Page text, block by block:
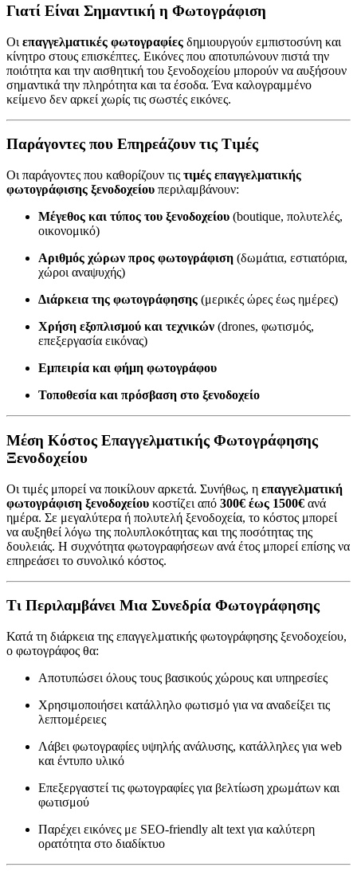
Γιατί Είναι Σημαντική η Φωτογράφιση
Οι επαγγελματικές φωτογραφίες δημιουργούν εμπιστοσύνη και
κίνητρο στους επισκέπτες. Εικόνες που αποτυπώνουν πιστά την
ποιότητα και την αισθητική του ξενοδοχείου μπορούν να αυξήσουν
σημαντικά την πληρότητα και τα έσοδα. Ένα καλογραμμένο
κείμενο δεν αρκεί χωρίς τις σωστές εικόνες.
Παράγοντες που Επηρεάζουν τις Τιμές
Οι παράγοντες που καθορίζουν τις τιμές επαγγελματικής
φωτογράφισης ξενοδοχείου περιλαμβάνουν:
Μέγεθος και τύπος του ξενοδοχείου (boutique, πολυτελές,
οικονομικό)
Αριθμός χώρων προς φωτογράφιση (δωμάτια, εστιατόρια,
χώροι αναψυχής)
Διάρκεια της φωτογράφησης (μερικές ώρες έως ημέρες)
Χρήση εξοπλισμού και τεχνικών (drones, φωτισμός,
επεξεργασία εικόνας)
Εμπειρία και φήμη φωτογράφου
Τοποθεσία και πρόσβαση στο ξενοδοχείο
Μέση Κόστος Επαγγελματικής Φωτογράφησης
Ξενοδοχείου
Οι τιμές μπορεί να ποικίλουν αρκετά. Συνήθως, η επαγγελματική
φωτογράφιση ξενοδοχείου κοστίζει από 300€ έως 1500€ ανά
ημέρα. Σε μεγαλύτερα ή πολυτελή ξενοδοχεία, το κόστος μπορεί
να αυξηθεί λόγω της πολυπλοκότητας και της ποσότητας της
δουλειάς. Η συχνότητα φωτογραφήσεων ανά έτος μπορεί επίσης να
επηρεάσει το συνολικό κόστος.
Τι Περιλαμβάνει Μια Συνεδρία Φωτογράφησης
Κατά τη διάρκεια της επαγγελματικής φωτογράφησης ξενοδοχείου,
ο φωτογράφος θα:
Αποτυπώσει όλους τους βασικούς χώρους και υπηρεσίες
Χρησιμοποιήσει κατάλληλο φωτισμό για να αναδείξει τις
λεπτομέρειες
Λάβει φωτογραφίες υψηλής ανάλυσης, κατάλληλες για web
και έντυπο υλικό
Επεξεργαστεί τις φωτογραφίες για βελτίωση χρωμάτων και
φωτισμού
Παρέχει εικόνες με SEO-friendly alt text για καλύτερη
ορατότητα στο διαδίκτυο